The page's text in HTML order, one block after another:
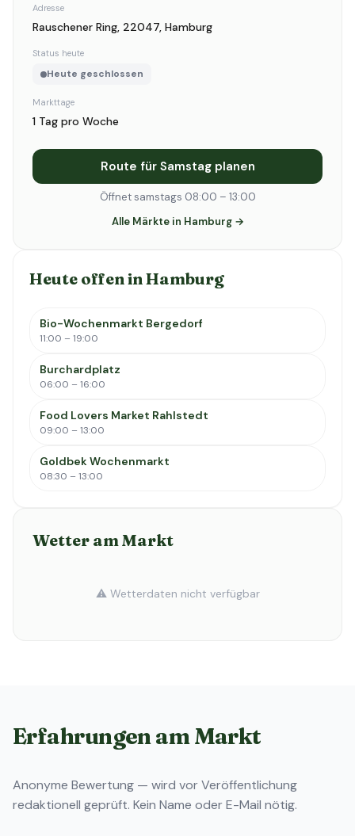
Adresse
Rauschener Ring, 22047, Hamburg
Status heute
Heute geschlossen
Markttage
1 Tag pro Woche
Route für Samstag planen
Öffnet samstags 08:00 – 13:00
Alle Märkte in Hamburg →
Heute offen in Hamburg
Bio-Wochenmarkt Bergedorf
11:00 – 19:00
Burchardplatz
06:00 – 16:00
Food Lovers Market Rahlstedt
09:00 – 13:00
Goldbek Wochenmarkt
08:30 – 13:00
Wetter am Markt
⚠️ Wetterdaten nicht verfügbar
Erfahrungen am Markt
Anonyme Bewertung — wird vor Veröffentlichung
redaktionell geprüft. Kein Name oder E-Mail nötig.